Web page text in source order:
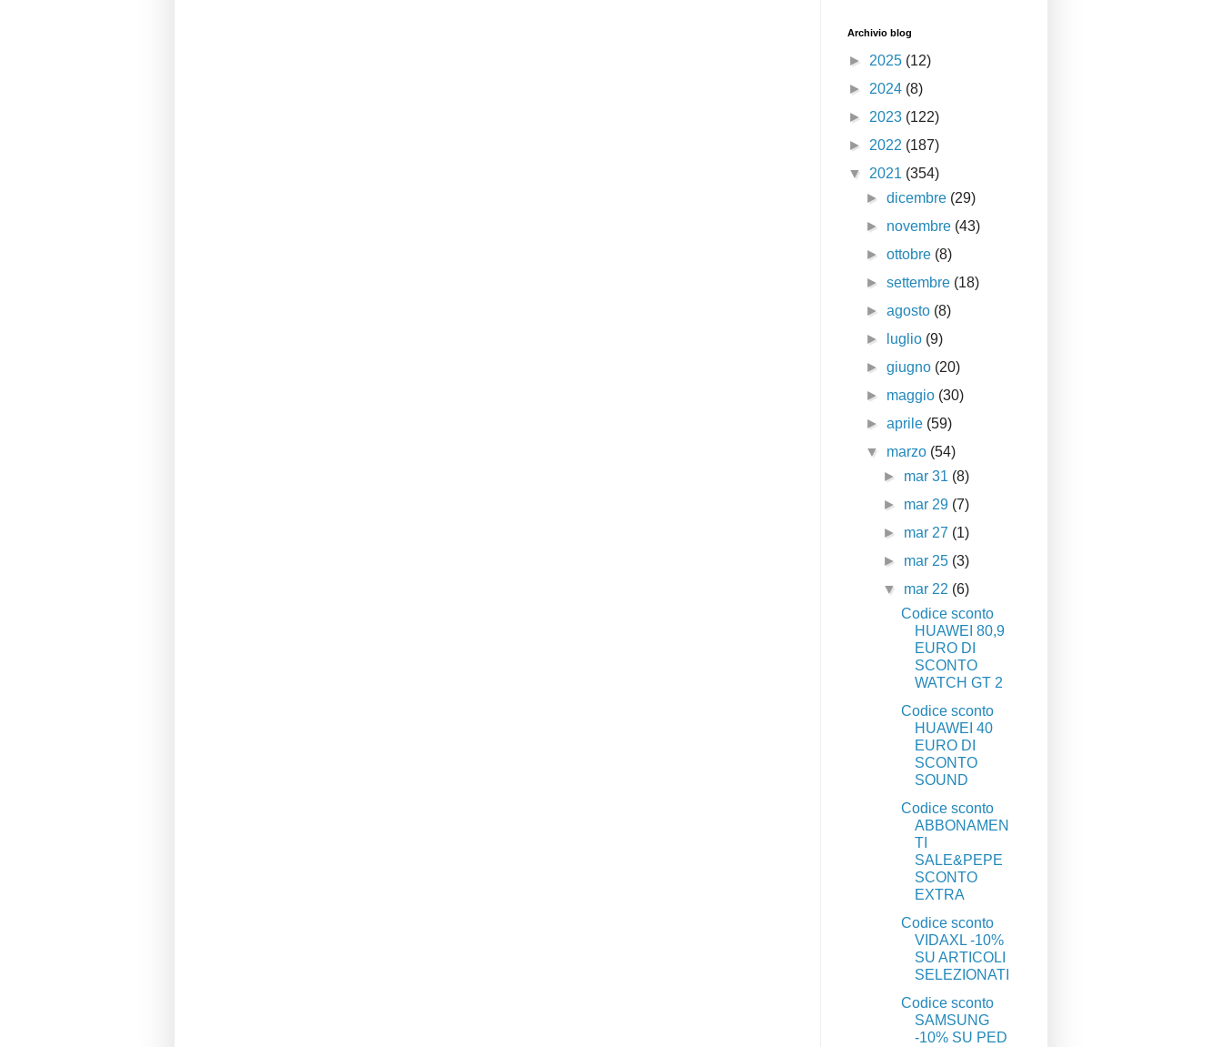
Archivio blog
► 2025 (12)
► 2024 (8)
► 2023 (122)
► 2022 (187)
▼ 2021 (354)
►dicembre (29)
► novembre (43)
►ottobre (8)
►settembre (18)
►agosto (8)
►
luglio (9)
►giugno (20)
► maggio (30)
►aprile (59)
▼ marzo (54)
► mar 31 (8)
► mar 29 (7)
► mar 27 (1)
► mar 25 (3)
▼ mar 22 (6)
Codice sconto
HUAWEI 80,9
EURO DI
SCONTO
WATCH GT 2
Codice sconto
HUAWEI 40
EURO DI
SCONTO
SOUND
Codice sconto
ABBONAMEN
TI
SALE&PEPE
SCONTO
EXTRA
Codice sconto
VIDAXL -10%
SU ARTICOLI
SELEZIONATI
Codice sconto
SAMSUNG
-10% SU PED